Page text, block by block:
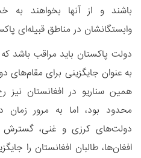
باشند و از آنها بخواهند
وابستگانشان در مناطق قبیله‌ای
دولت پاکستان باید مراقب باشد
به عنوان جایگزینی برای مقام‌های
همین سناریو در افغانستان نیز
محدود بود، اما به مرور
دولت‌های کرزی و غنی،
افغان‌ها، طالبان افغانستان را